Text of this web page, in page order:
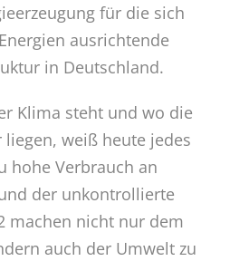
für die sich
ausrichtende
in Deutschland.
Klima steht und wo die
liegen, weiß heute jedes
hohe Verbrauch an
der unkon­trollierte
machen nicht nur dem
auch der Umwelt zu